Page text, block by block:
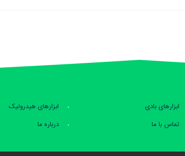
ابزارهای بادی ابزارهای هیدرولیک
تماس با ما درباره ما